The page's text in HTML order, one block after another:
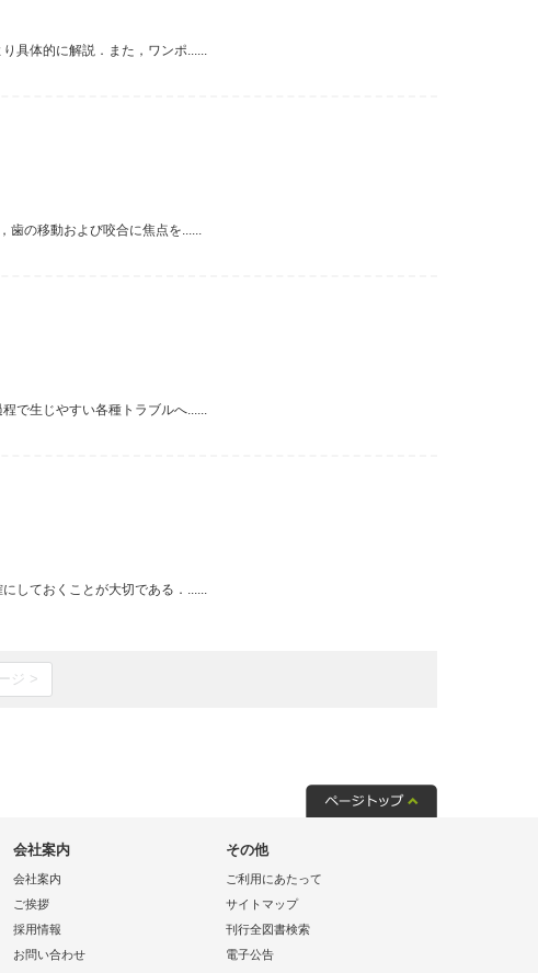
具体的に解説．また，ワンポ......
歯の移動および咬合に焦点を......
で生じやすい各種トラブルへ......
しておくことが大切である．......
ジ >
会社案内
会社案内
ご挨拶
採用情報
お問い合わせ
その他
ご利用にあたって
サイトマップ
刊行全図書検索
電子公告